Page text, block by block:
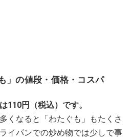
」の値段・価格・コスパ
110円（税込）です。
くなると「わたぐも」もたくさ
イパンでの炒め物では少しで事